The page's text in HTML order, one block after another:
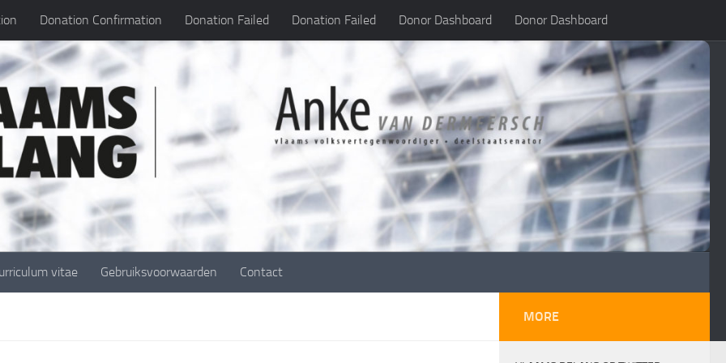
Donation Confirmation Donation Failed Donation Failed Donor Dashboard Donor Dashboard
vitae Gebruiksvoorwaarden Contact
MORE